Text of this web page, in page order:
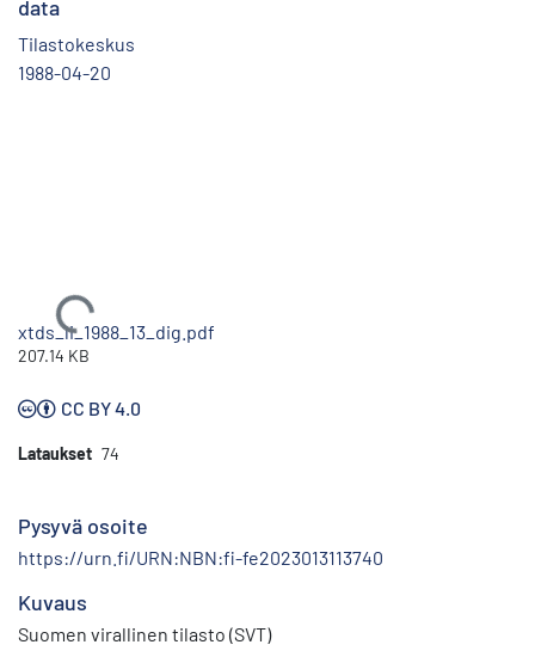
data
Tilastokeskus
1988-04-20
Ladataan...
xtds_li_1988_13_dig.pdf
207.14 KB
CC BY 4.0
Lataukset 74
Pysyvä osoite
https://urn.fi/URN:NBN:fi-fe2023013113740
Kuvaus
Suomen virallinen tilasto (SVT)